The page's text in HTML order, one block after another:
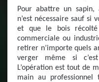
Pour abattre un sapin,
n’est nécessaire sauf si
et que le bois
commerciale ou
retirer n’importe quels
verger même si
L’opération est tout de
main au professionnel